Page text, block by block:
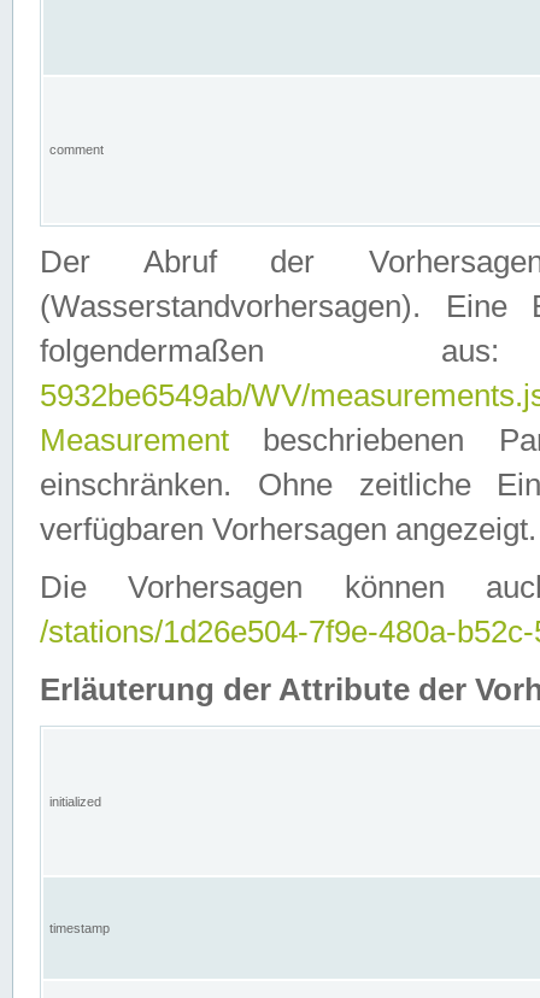
comment
Der Abruf der
(Wasserstandvorhersagen).
folgendermaßen
5932be6549ab/WV/
Measurement beschriebenen
einschränken. Ohne zeitliche
verfügbaren Vorhersagen angezeigt.
Die Vorhersagen können
/stations/1d26e504-7f9e-480a-
Erläuterung der Attribute der
initialized
timestamp